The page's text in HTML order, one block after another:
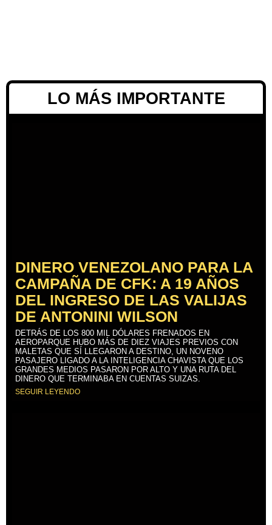
LO MÁS IMPORTANTE
DINERO VENEZOLANO PARA LA
CAMPAÑA DE CFK: A 19 AÑOS
DEL INGRESO DE LAS VALIJAS
DE ANTONINI WILSON
DETRÁS DE LOS 800 MIL DÓLARES FRENADOS EN
AEROPARQUE HUBO MÁS DE DIEZ VIAJES PREVIOS CON
MALETAS QUE SÍ LLEGARON A DESTINO, UN NOVENO
PASAJERO LIGADO A LA INTELIGENCIA CHAVISTA QUE LOS
GRANDES MEDIOS PASARON POR ALTO Y UNA RUTA DEL
DINERO QUE TERMINABA EN CUENTAS SUIZAS.
SEGUIR LEYENDO